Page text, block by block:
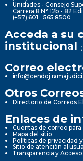
Unidades - Consejo
Carrera 8 N° 12b - 82
(+57) 601 - 565 8500
Acceda a su
institucional
Correo
Otros
Directorio de Correos
Enlaces de
Cuentas de correo
Mapa del sitio
Políticas de privacidad
Sitio de atención al
Transparencia y